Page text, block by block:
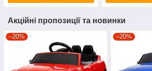
Акційні пропозиції та новинки
–20% –20%